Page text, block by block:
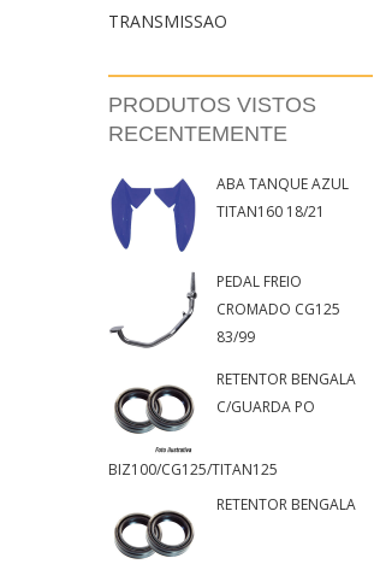
TRANSMISSAO
PRODUTOS VISTOS
RECENTEMENTE
ABA TANQUE AZUL
TITAN160 18/21
PEDAL FREIO
CROMADO CG125
83/99
RETENTOR BENGALA
C/GUARDA PO
BIZ100/CG125/TITAN125
RETENTOR BENGALA